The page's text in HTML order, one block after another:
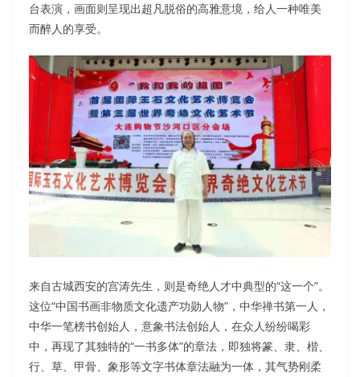
台表演，画面则呈现出超凡脱俗的高雅意境，给人一种唯美
而醉人的享受。
来自古城西安的宫涛先生，则是奇绝人才中典型的“这一个”。
这位“中国书画非物质文化遗产功勋人物”，中华禅书第一人，
中华一笔榜书创始人，意象书法创始人，在众人纷纷喝彩
中，再现了其独特的“一书多体”的章法，即独将篆、隶、楷、
行、草、甲骨、象形等文字书体章法融为一体，其气势刚柔